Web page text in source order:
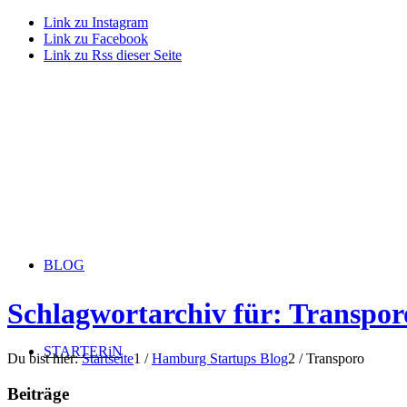
Link zu Instagram
Link zu Facebook
Link zu Rss dieser Seite
BLOG
STARTERiN
Schlagwortarchiv für:
Du bist hier: Startseite1 / Hamburg Startups Blog2 / Transporo
Beiträge